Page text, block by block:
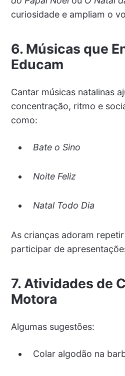
curiosidade e ampliam o
6. Músicas que
Educam
Cantar músicas natalinas
concentração, ritmo e
como:
Bate o Sino
Noite Feliz
Natal Todo Dia
As crianças adoram
participar de
7. Atividades de
Motora
Algumas sugestões:
Colar algodão na